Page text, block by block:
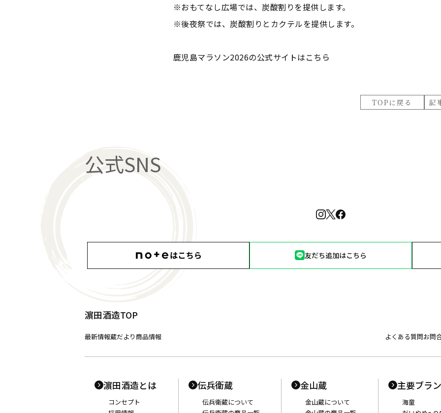
※おもてなし広場では、炭酸割りを提供します。
※後夜祭では、炭酸割りとカクテルを提供します。
鹿児島マラソン2026の公式サイトはこちら
TOPに戻る 記
公式SNS
友だち追加はこちら
濵田酒造TOP
最新情報蔵だより 商品情報 よくある質問お問
濵田酒造とは
コンセプト
伝兵衛蔵
伝兵衛蔵について
金山蔵
金山蔵について
主要ブラ
海童